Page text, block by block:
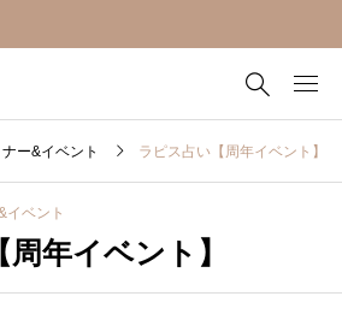
ー&イベント ラピス占い【周年イベント】
イベント
年イベント】